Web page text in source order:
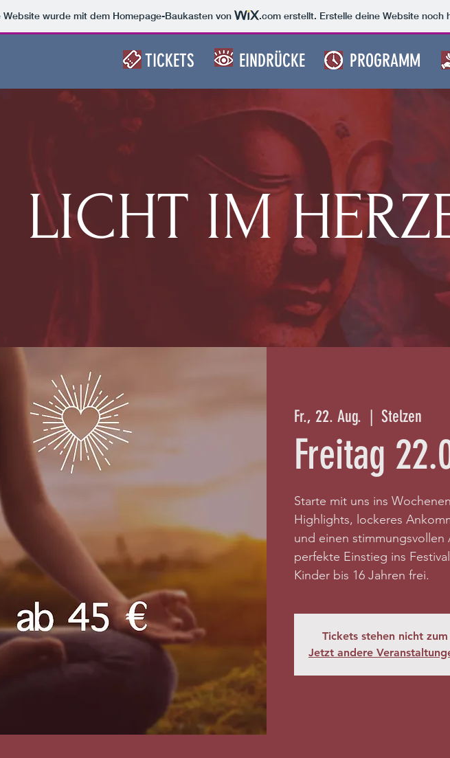
Website wurde mit dem Homepage-Baukasten von .com erstellt. Erstelle deine Website noch
TICKETS EINDRÜCKE PROGRAMM
LICHT IM
Fr., 22. Aug.
  |
Stelzen
Freitag
Starte mit uns ins
Highlights, lockeres
und einen
perfekte Einstieg ins
Kinder bis 16 Jahren frei.
Tickets stehen nicht
Jetzt andere